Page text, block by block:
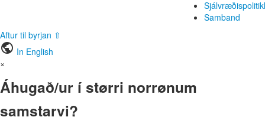
Samband
Aftur til byrjan ⇧
public In English
×
Áhugað/ur í størri norrønum
samstarvi?